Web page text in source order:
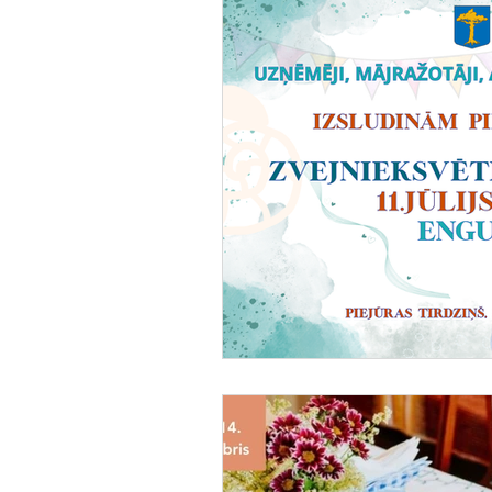
Pulciņi un brīvā laika
Ekskursijas SPA un
Iedzīvotājiem Zvejnieki